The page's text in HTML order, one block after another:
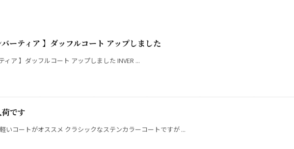
ーティア 】ダッフルコート アップしました
ィア 】ダッフルコート アップしました INVER ...
荷です
いコートがオススメ クラシックなステンカラーコートですが ...